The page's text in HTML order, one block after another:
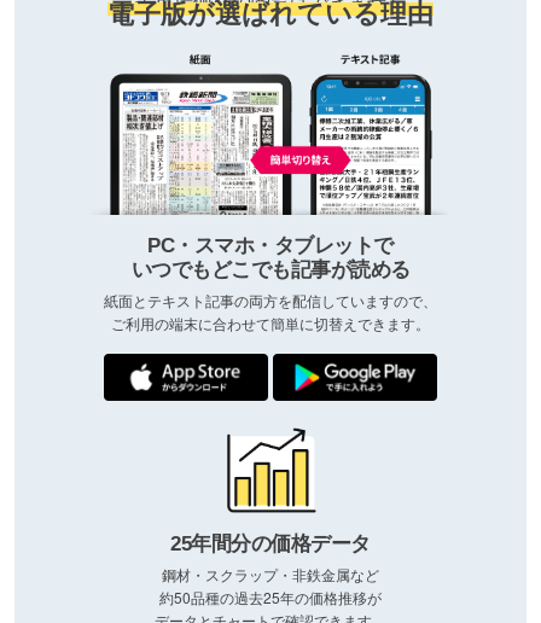
電子版が選ばれている理由
PC・スマホ・タブレットで
いつでもどこでも記事が読める
紙面とテキスト記事の両方を配信していますので、
ご利用の端末に合わせて簡単に切替えできます。
25年間分の価格データ
鋼材・スクラップ・非鉄金属など
約50品種の過去25年の価格推移が